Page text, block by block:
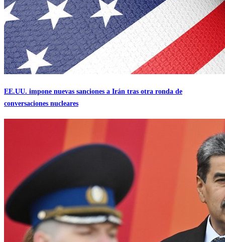
EE.UU. impone nuevas sanciones a Irán tras otra ronda de
conversaciones nucleares